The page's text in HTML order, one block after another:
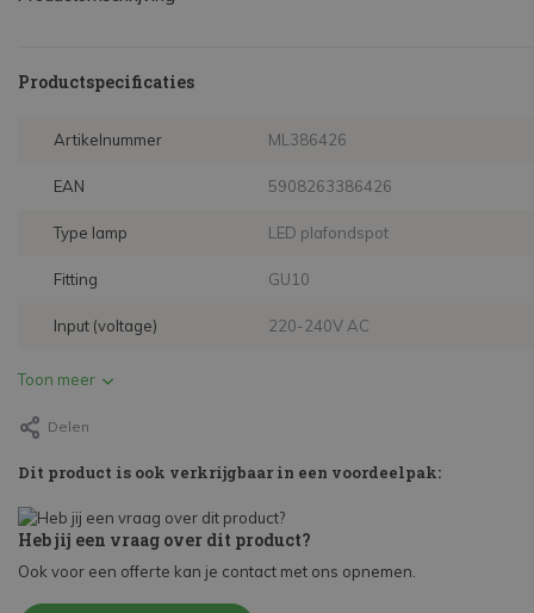
Productspecificaties
Artikelnummer ML386426
EAN 5908263386426
Type lamp LED plafondspot
Fitting GU10
Input (voltage) 220-240V AC
Toon meer
Delen
Dit product is ook verkrijgbaar in een voordeelpak:
Heb jij een vraag over dit product?
Ook voor een offerte kan je contact met ons opnemen.